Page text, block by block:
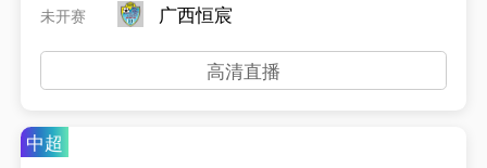
未开赛
广西恒宸
高清直播
中超